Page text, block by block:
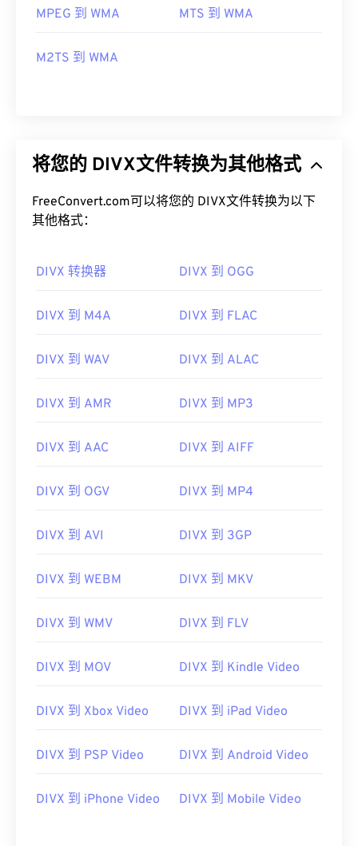
MPEG 到 WMA MTS 到 WMA
M2TS 到 WMA
将您的 DIVX文件转换为其他格式
FreeConvert.com可以将您的 DIVX文件转换为以下
其他格式：
DIVX 转换器 DIVX 到 OGG
DIVX 到 M4A DIVX 到 FLAC
DIVX 到 WAV DIVX 到 ALAC
DIVX 到 AMR DIVX 到 MP3
DIVX 到 AAC DIVX 到 AIFF
DIVX 到 OGV DIVX 到 MP4
DIVX 到 AVI DIVX 到 3GP
DIVX 到 WEBM DIVX 到 MKV
DIVX 到 WMV DIVX 到 FLV
DIVX 到 MOV DIVX 到 Kindle Video
DIVX 到 Xbox Video DIVX 到 iPad Video
DIVX 到 PSP Video DIVX 到 Android Video
DIVX 到 iPhone Video DIVX 到 Mobile Video